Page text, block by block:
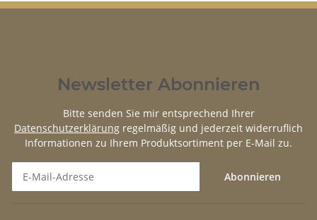
Newsletter Abonnieren
Bitte senden Sie mir entsprechend Ihrer
Datenschutzerklärung regelmäßig und jederzeit widerruflich
Informationen zu Ihrem Produktsortiment per E-Mail zu.
Abonnieren